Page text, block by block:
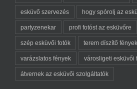
esküvő szervezés hogy spórolj az
partyzenekar profi fotóst az esküvőre
szép esküvői fotók terem díszítő fények
varázslatos fények városligeti esküvői
átvernek az esküvői szolgáltatók